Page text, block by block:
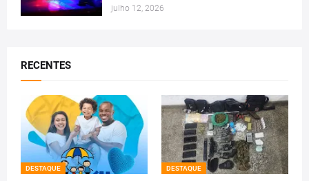
julho 12, 2026
RECENTES
DESTAQUE DESTAQUE